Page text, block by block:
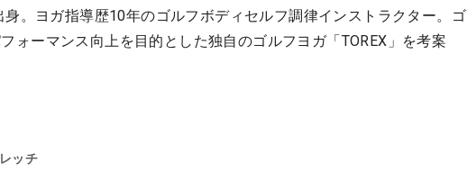
。ヨガ指導歴10年のゴルフボディセルフ調律インストラクター。ゴ
ォーマンス向上を目的とした独自のゴルフヨガ「TOREX」を考案
ッチ